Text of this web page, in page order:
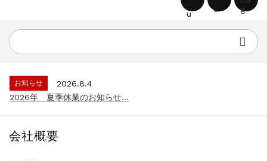
お知らせ
2026.8.4
2026年 夏季休業のお知らせ...
会社概要